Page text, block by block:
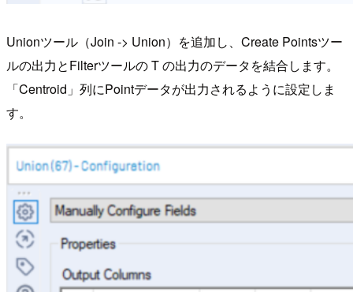
Unionツール（Join -> Union）を追加し、Create Pointsツー
ルの出力とFilterツールの T の出力のデータを結合します。
「Centroid」列にPointデータが出力されるように設定しま
す。